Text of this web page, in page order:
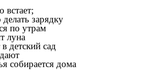
зарядку
по утрам
луна
детский сад
собирается дома